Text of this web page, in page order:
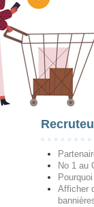
No 1 au
Afficher